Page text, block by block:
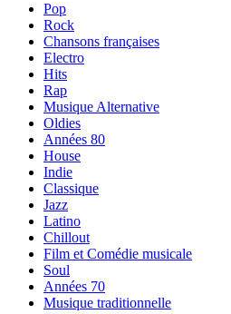
Pop
Rock
Chansons françaises
Electro
Hits
Rap
Musique Alternative
Oldies
Années 80
House
Indie
Classique
Jazz
Latino
Chillout
Film et Comédie musicale
Soul
Années 70
Musique traditionnelle